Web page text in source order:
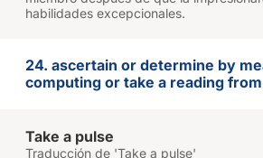
habilidades excepcionales.
24. ascertain or determine by
computing or take a reading from
Take a pulse
Traducción de 'Take a pulse'